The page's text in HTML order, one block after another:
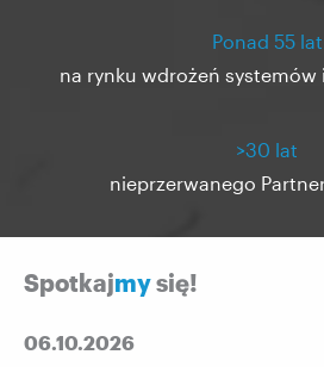
Ponad 55 lat
na rynku wdrożeń
>30 lat
nieprzerwanego
Spotkajmysię!
06.10.2026